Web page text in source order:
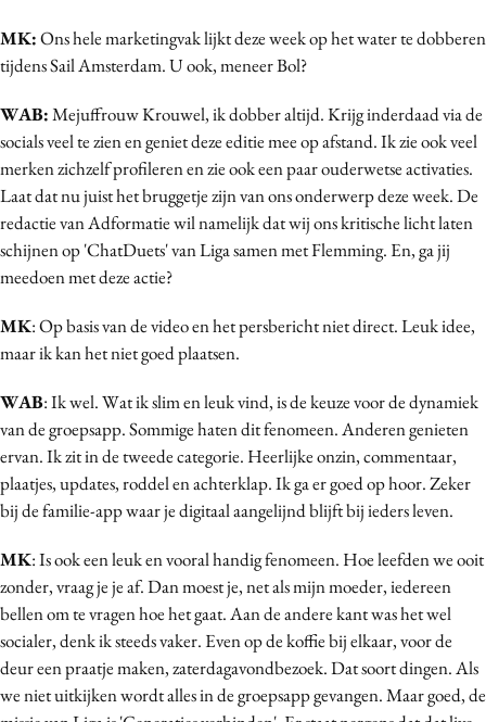
Campagnes
Contentmarketing
Craft
Customer Experience
Data & Insights
Design
Digital transformation
Diversiteit
Effectiviteit
Influencer marketing
Interne communicatie
Martech
Media
Programmatic
Purpose Marketing
Reputatie & crisis
MK:Ons hele marketingvak lijkt deze week op het water te dobberen
tijdens Sail Amsterdam. U ook, meneer Bol?
WAB:Mejuffrouw Krouwel, ik dobber altijd. Krijg inderdaad via de
socials veel te zien en geniet deze editie mee op afstand. Ik zie ook veel
merken zichzelf profileren en zie ook een paar ouderwetse activaties.
Laat dat nu juist het bruggetje zijn van ons onderwerp deze week. De
redactie van Adformatie wil namelijk dat wij ons kritische licht laten
schijnen op 'ChatDuets' van Liga samen met Flemming. En, ga jij
meedoen met deze actie?
MK: Op basis van de video en het persbericht niet direct. Leuk idee,
maar ik kan het niet goed plaatsen.
WAB: Ik wel. Wat ik slim en leuk vind, is de keuze voor de dynamiek
van de groepsapp. Sommige haten dit fenomeen. Anderen genieten
ervan. Ik zit in de tweede categorie. Heerlijke onzin, commentaar,
plaatjes, updates, roddel en achterklap. Ik ga er goed op hoor. Zeker
bij de familie-app waar je digitaal aangelijnd blijft bij ieders leven.
MK: Is ook een leuk en vooral handig fenomeen. Hoe leefden we ooit
zonder, vraag je je af. Dan moest je, net als mijn moeder, iedereen
bellen om te vragen hoe het gaat. Aan de andere kant was het wel
socialer, denk ik steeds vaker. Even op de koffie bij elkaar, voor de
deur een praatje maken, zaterdagavondbezoek. Dat soort dingen. Als
we niet uitkijken wordt alles in de groepsapp gevangen. Maar goed, de